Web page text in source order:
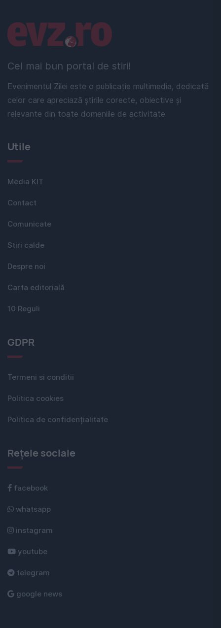
Cel mai bun portal de stiri!
Evenimentul Zilei este o publicație multimedia, dedicată
celor care apreciază știrile corecte, obiective și
relevante din toate domeniile de activitate
Linkuri utile
Utile
Media KIT
Contact
Comunicate
Stiri calde
Despre noi
Carta editorială
10 Reguli
GDPR
Termeni si conditii
Politica cookies
Politica de confidențialitate
Rețele sociale
facebook
whatsapp
instagram
youtube
telegram
google news